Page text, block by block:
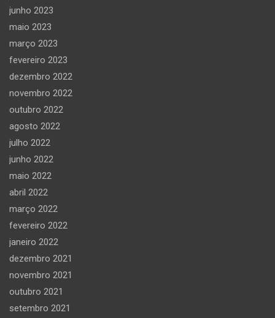
junho 2023
maio 2023
março 2023
fevereiro 2023
dezembro 2022
novembro 2022
outubro 2022
agosto 2022
julho 2022
junho 2022
maio 2022
abril 2022
março 2022
fevereiro 2022
janeiro 2022
dezembro 2021
novembro 2021
outubro 2021
setembro 2021